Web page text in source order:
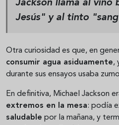
Jackson llama al vino
Jesús" y al tinto
Otra curiosidad es que, en
consumir agua asiduamente,
durante sus ensayos usaba
En definitiva, Michael Jackson
extremos en la mesa: podía
saludable por la mañana, y